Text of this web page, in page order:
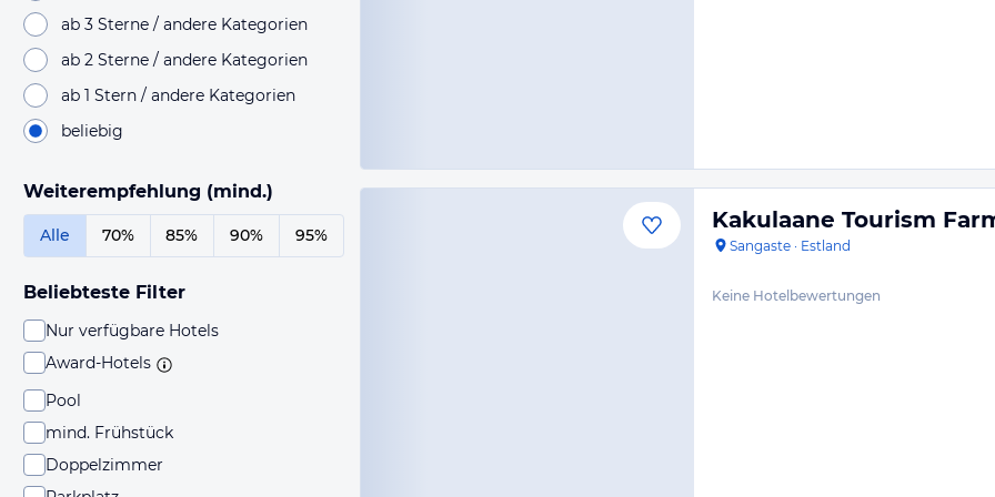
ab 3 Sterne / andere Kategorien
ab 2 Sterne / andere Kategorien
ab 1 Stern / andere Kategorien
beliebig
Weiterempfehlung (mind.)
Alle 70% 85% 90% 95%
Beliebteste Filter
Nur verfügbare Hotels
Award-Hotels
Pool
mind. Frühstück
Doppelzimmer
Kakulaane Tourism
Sangaste · Estland
Keine Hotelbewertungen